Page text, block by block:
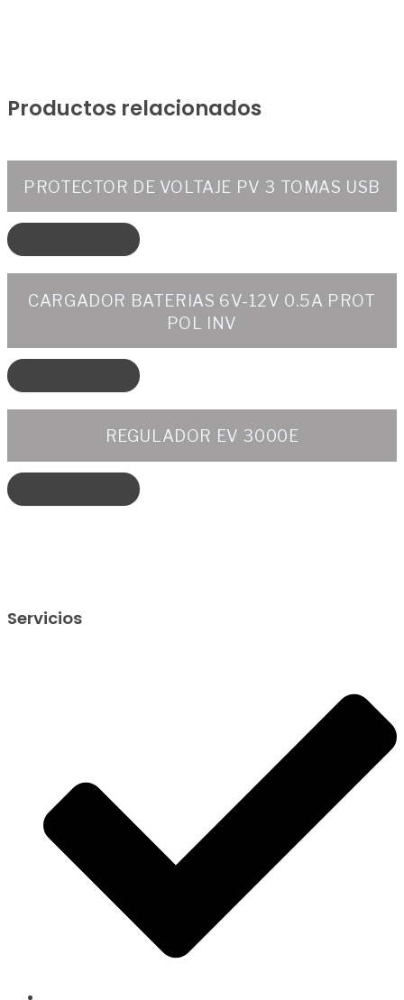
Productos relacionados
PROTECTOR DE VOLTAJE PV 3 TOMAS USB
CARGADOR BATERIAS 6V-12V 0.5A PROT
POL INV
REGULADOR EV 3000E
Servicios